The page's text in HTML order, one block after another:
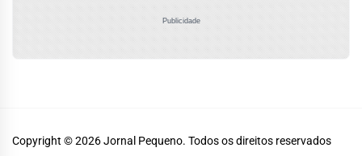
Publicidade
Copyright © 2026Jornal Pequeno. Todos os direitos reservados